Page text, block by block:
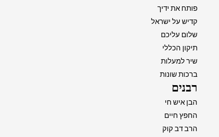
פותח את ידיך
קדיש על ישראל
שלום עליכם
תיקון הכללי
שיר למעלות
ברכות שונות
רבנים
הבן איש חי
החפץ חיים
הרב דב קוק